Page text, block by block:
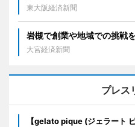
東大阪経済新聞
岩槻で創業や地域での挑戦
大宮経済新聞
プレス
【gelato pique (ジェラート